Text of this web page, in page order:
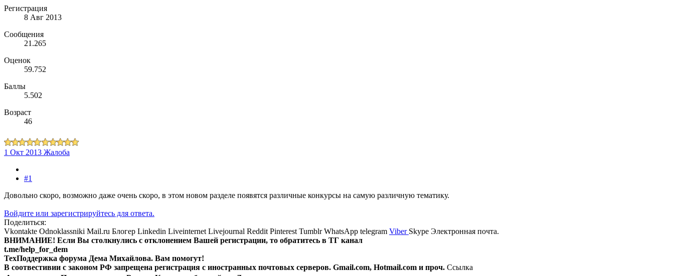
Регистрация
8 Авг 2013
Сообщения
21.265
Оценок
59.752
Баллы
5.502
Возраст
46
1 Окт 2013 Жалоба
#1
Довольно скоро, возможно даже очень скоро, в этом новом разделе появятся различные конкурсы на самую различную тематику.
Войдите или зарегистрируйтесь для ответа.
Поделиться:
Vkontakte Odnoklassniki Mail.ru Блогер Linkedin Liveinternet Livejournal Reddit Pinterest Tumblr WhatsApp telegram Viber Skype Электронная почта.
ВНИМАНИЕ! Ecли Вы столкнулись с отклонением Вашей регистрации, то обратитесь в ТГ канал
t.me/help_for_dem
ТехПоддержка форума Дема Михайлова. Вам помогут!
В соотвестивии с законом РФ запрещена регистрация с иностранных почтовых серверов. Gmail.com, Hotmail.com и проч. Ссылка